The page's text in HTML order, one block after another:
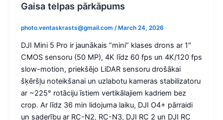
Gaisa telpas pārkāpums
photo.ventaskrasts@gmail.com / March 24, 2026
DJI Mini 5 Pro ir jaunākais “mini” klases drons ar 1″
CMOS sensoru (50 MP), 4K līdz 60 fps un 4K/120 fps
slow-motion, priekšējo LiDAR sensoru drošākai
šķēršļu noteikšanai un uzlabotu kameras stabilizatoru
ar ~225° rotāciju īstiem vertikālajiem kadriem bez
crop. Ar līdz 36 min lidojuma laiku, DJI O4+ pārraidi
un saderību ar RC-N2, RC-N3, DJI RC 2 un DJI RC